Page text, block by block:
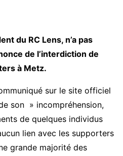
du RC Lens, n’a pas
de l’interdiction de
à Metz.
sur le site officiel
son » incompréhension,
de quelques individus
lien avec les supporters
grande majorité des